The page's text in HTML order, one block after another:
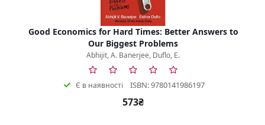
Good Economics for Hard Times: Better Answers to
Our Biggest Problems
Abhijit, A. Banerjee, Duflo, E.
Є в наявності ISBN: 9780141986197
573₴